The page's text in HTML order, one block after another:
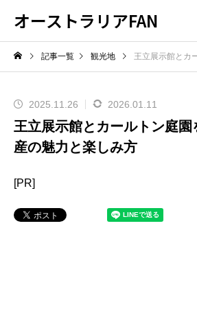
オーストラリアFAN
記事一覧 観光地 王立展示館とカールトン
2025.11.26 2026.01.11
王立展示館とカールトン庭園
産の魅力と楽しみ方
[PR]